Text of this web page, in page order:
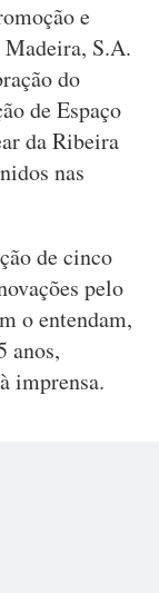
e
Madeira, S.A.
do
de Espaço
da Ribeira
nas
de cinco
pelo
o entendam,
anos,
imprensa.